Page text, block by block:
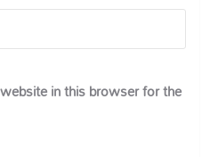
in this browser for the